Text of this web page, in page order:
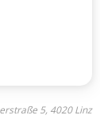
5, 4020 Linz